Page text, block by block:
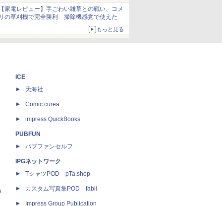
選無効分
家電レビュー】手ごわい雑草との戦い、コメ
の草刈機で完全勝利 掃除機感覚で使えた
もっと見る
ICE
天海社
Comic curea
impress QuickBooks
PUBFUN
パブファンセルフ
IPGネットワーク
TシャツPOD pTa.shop
カスタム写真集POD fabli
Impress Group Publication